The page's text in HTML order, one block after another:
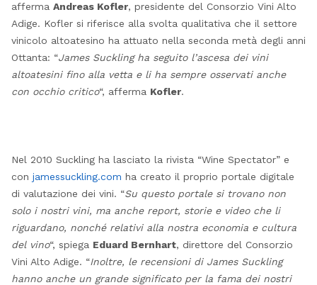
afferma Andreas Kofler, presidente del Consorzio Vini Alto
Adige. Kofler si riferisce alla svolta qualitativa che il settore
vinicolo altoatesino ha attuato nella seconda metà degli anni
Ottanta: “James Suckling ha seguito l’ascesa dei vini
altoatesini fino alla vetta e li ha sempre osservati anche
con occhio critico“, afferma Kofler.
Nel 2010 Suckling ha lasciato la rivista “Wine Spectator” e
con jamessuckling.com ha creato il proprio portale digitale
di valutazione dei vini. “Su questo portale si trovano non
solo i nostri vini, ma anche report, storie e video che li
riguardano, nonché relativi alla nostra economia e cultura
del vino“, spiega Eduard Bernhart, direttore del Consorzio
Vini Alto Adige. “Inoltre, le recensioni di James Suckling
hanno anche un grande significato per la fama dei nostri